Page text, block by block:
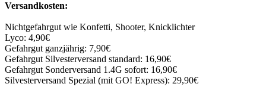
Versandkosten:
Nichtgefahrgut wie Konfetti, Shooter, Knicklichter
Lyco: 4,90€
Gefahrgut ganzjährig: 7,90€
Gefahrgut Silvesterversand standard: 16,90€
Gefahrgut Sonderversand 1.4G sofort: 16,90€
Silvesterversand Spezial (mit GO! Express): 29,90€